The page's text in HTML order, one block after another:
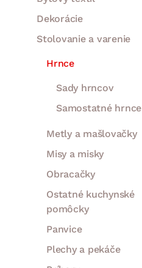
Dekorácie
Stolovanie a varenie
Hrnce
Sady hrncov
Samostatné hrnce
Metly a mašlovačky
Misy a misky
Obracačky
Ostatné kuchynské
pomôcky
Panvice
Plechy a pekáče